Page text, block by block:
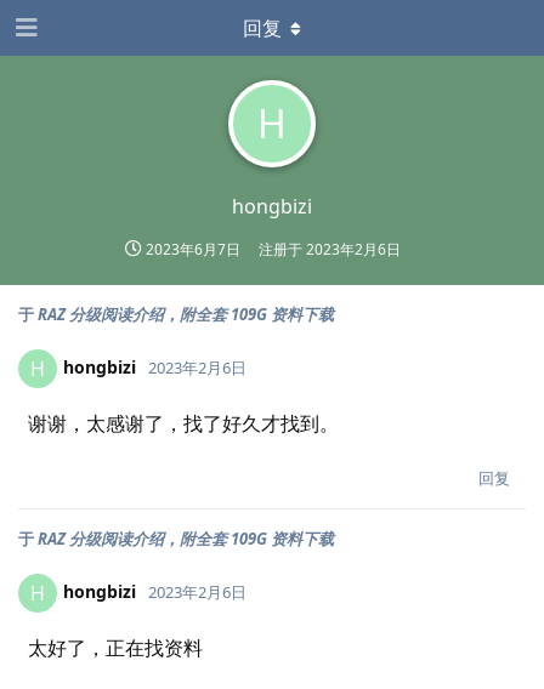
H
hongbizi
2023年6月7日 注册于2023年2月6日
回复
于RAZ 分级阅读介绍，附全套 109G 资料下载
H hongbizi 2023年2月6日
谢谢，太感谢了，找了好久才找到。
回复
于RAZ 分级阅读介绍，附全套 109G 资料下载
H hongbizi 2023年2月6日
太好了，正在找资料